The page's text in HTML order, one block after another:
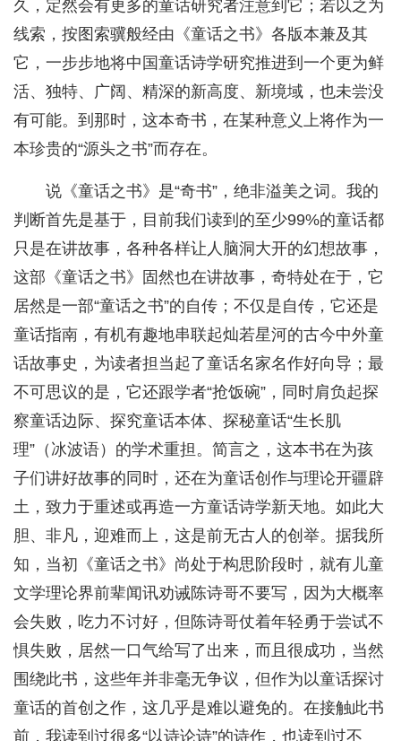
久，定然会有更多的童话研究者注意到它；若以之为
线索，按图索骥般经由《童话之书》各版本兼及其
它，一步步地将中国童话诗学研究推进到一个更为鲜
活、独特、广阔、精深的新高度、新境域，也未尝没
有可能。到那时，这本奇书，在某种意义上将作为一
本珍贵的“源头之书”而存在。
说《童话之书》是“奇书”，绝非溢美之词。我的
判断首先是基于，目前我们读到的至少99%的童话都
只是在讲故事，各种各样让人脑洞大开的幻想故事，
这部《童话之书》固然也在讲故事，奇特处在于，它
居然是一部“童话之书”的自传；不仅是自传，它还是
童话指南，有机有趣地串联起灿若星河的古今中外童
话故事史，为读者担当起了童话名家名作好向导；最
不可思议的是，它还跟学者“抢饭碗”，同时肩负起探
察童话边际、探究童话本体、探秘童话“生长肌
理”（冰波语）的学术重担。简言之，这本书在为孩
子们讲好故事的同时，还在为童话创作与理论开疆辟
土，致力于重述或再造一方童话诗学新天地。如此大
胆、非凡，迎难而上，这是前无古人的创举。据我所
知，当初《童话之书》尚处于构思阶段时，就有儿童
文学理论界前辈闻讯劝诫陈诗哥不要写，因为大概率
会失败，吃力不讨好，但陈诗哥仗着年轻勇于尝试不
惧失败，居然一口气给写了出来，而且很成功，当然
围绕此书，这些年并非毫无争议，但作为以童话探讨
童话的首创之作，这几乎是难以避免的。在接触此书
前，我读到过很多“以诗论诗”的诗作，也读到过不